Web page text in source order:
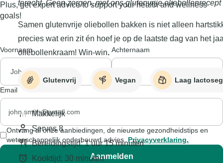
terecht. Geen zorgen, met ons glutenvrije
Samen glutenvrije oliebollen bakken is niet alleen
precies wat erin zit én hoef je op de laatste dag van het
oliebollenkraam! Win-win.
Glutenvrij Vegan Laag
Makkelijk
Serves 8
Bereidingstijd: 1 uur 15 minuten
Kooktijd: 30 minuten
Plus, get expert advice to support your health and wellness
goals!
Voornaam Achternaam
Email
Ontvang al onze aanbiedingen, de nieuwste gezondheidstips en
wetenschappelijk onderbouwd advies. Privacyverklaring.
Aanmelden